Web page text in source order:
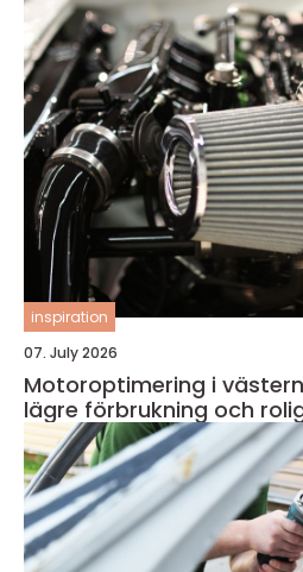
inspiration
07. July 2026
Motoroptimering i västernorrland
lägre förbrukning och